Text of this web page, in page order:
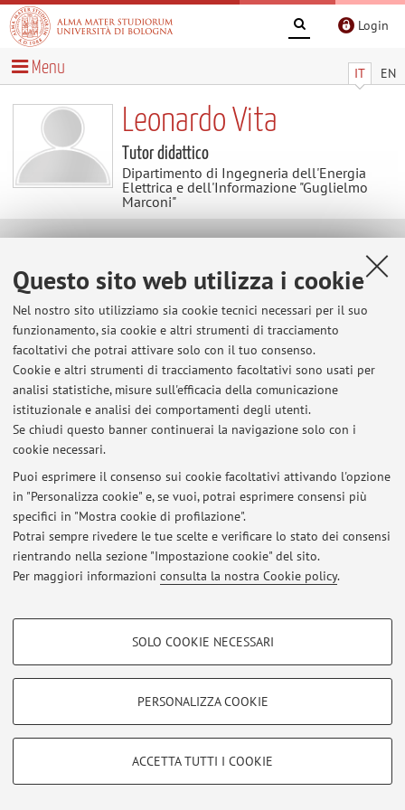
Questo sito web utilizza i cookie
Nel nostro sito utilizziamo sia cookie tecnici necessari per il suo
funzionamento, sia cookie e altri strumenti di tracciamento
facoltativi che potrai attivare solo con il tuo consenso.
Cookie e altri strumenti di tracciamento facoltativi sono usati per
analisi statistiche, misure sull'efficacia della comunicazione
istituzionale e analisi dei comportamenti degli utenti.
Se chiudi questo banner continuerai la navigazione solo con i
cookie necessari.
Puoi esprimere il consenso sui cookie facoltativi attivando l'opzione
in "Personalizza cookie" e, se vuoi, potrai esprimere consensi più
specifici in "Mostra cookie di profilazione".
Potrai sempre rivedere le tue scelte e verificare lo stato dei consensi
rientrando nella sezione "Impostazione cookie" del sito.
Per maggiori informazioni consulta la nostra Cookie policy.
COOKIE DI PROFILAZIONE - FACOLTATIVI
COOKIE TECNICI - NECESSARI
Si tratta di cookie tecnici utilizzati, a titolo esemplificativo, per il corretto
SOLO COOKIE NECESSARI
PERSONALIZZA COOKIE
ACCETTA TUTTI I COOKIE
Login
IT EN
Menu
Leonardo Vita
Tutor didattico
Dipartimento di Ingegneria dell'Energia
Elettrica e dell'Informazione "Guglielmo
Marconi"
E-mail: leonardo.vita4@unibo.it
Dipartimento di Ingegneria dell'Energia Elettrica e
dell'Informazione "Guglielmo Marconi"
Viale del Risorgimento 2, Bologna -
Vai alla mappa
Ultimi avvisi
Al momento non sono presenti avvisi.
Accedi tramiteloginper gestire tutti i contenuti del sito.
Zamboni, 33 - 40126 Bologna - Partita IVA: 01131710376